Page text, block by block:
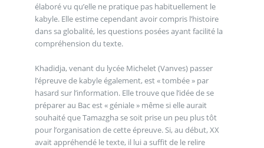
élaboré vu qu’elle ne pratique pas habituellement le
kabyle. Elle estime cependant avoir compris l’histoire
dans sa globalité, les questions posées ayant facilité la
compréhension du texte.
Khadidja, venant du lycée Michelet (Vanves) passer
l’épreuve de kabyle également, est « tombée » par
hasard sur l’information. Elle trouve que l’idée de se
préparer au Bac est « géniale » même si elle aurait
souhaité que Tamazgha se soit prise un peu plus tôt
pour l’organisation de cette épreuve. Si, au début, XX
avait appréhendé le texte, il lui a suffit de le relire